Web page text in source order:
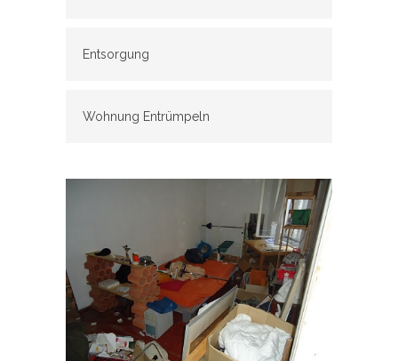
Entsorgung
Wohnung Entrümpeln